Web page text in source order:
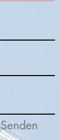
Senden